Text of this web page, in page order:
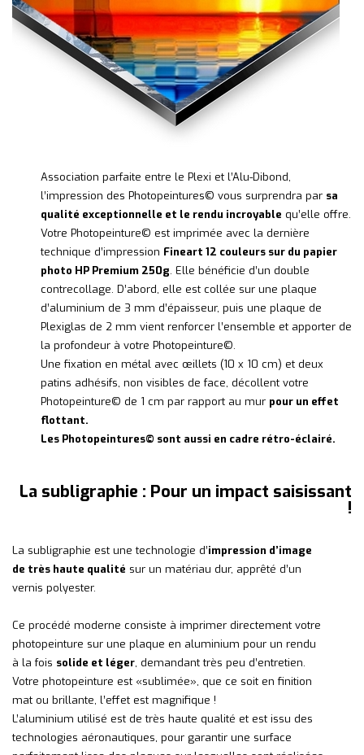
Association parfaite entre le Plexi et l’Alu-Dibond,
l’impression des Photopeintures© vous surprendra par sa
qualité exceptionnelle et le rendu incroyable qu’elle offre.
Votre Photopeinture© est imprimée avec la dernière
technique d’impression Fineart 12 couleurs sur du papier
photo HP Premium 250g. Elle bénéficie d’un double
contrecollage. D’abord, elle est collée sur une plaque
d’aluminium de 3 mm d’épaisseur, puis une plaque de
Plexiglas de 2 mm vient renforcer l’ensemble et apporter de
la profondeur à votre Photopeinture©.
Une fixation en métal avec œillets (10 x 10 cm) et deux
patins adhésifs, non visibles de face, décollent votre
Photopeinture© de 1 cm par rapport au mur pour un effet
flottant.
Les Photopeintures© sont aussi en cadre rétro-éclairé.
La subligraphie : Pour un impact saisissant
!
La subligraphie est une technologie d’impression d’image
de très haute qualité sur un matériau dur, apprêté d’un
vernis polyester.
Ce procédé moderne consiste à imprimer directement votre
photopeinture sur une plaque en aluminium pour un rendu
à la fois solide et léger, demandant très peu d’entretien.
Votre photopeinture est «sublimée», que ce soit en finition
mat ou brillante, l’effet est magnifique !
L’aluminium utilisé est de très haute qualité et est issu des
technologies aéronautiques, pour garantir une surface